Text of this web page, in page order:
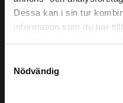
Dessa kan i sin tur
information som du har
Nödvändig